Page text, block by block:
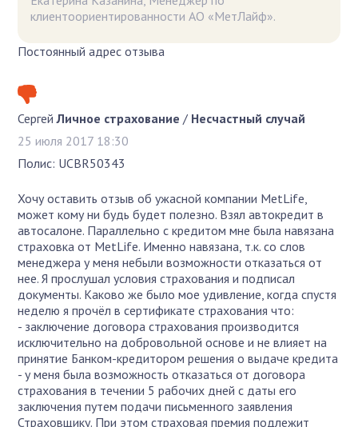
клиентоориентированности АО «МетЛайф».
Постоянный адрес отзыва
Сергей Личное страхование / Несчастный случай
25 июля 2017 18:30
Полис: UCBR50343
Хочу оставить отзыв об ужасной компании MetLife,
может кому ни будь будет полезно. Взял автокредит в
автосалоне. Параллельно с кредитом мне была навязана
страховка от MetLife. Именно навязана, т.к. со слов
менеджера у меня небыли возможности отказаться от
нее. Я прослушал условия страхования и подписал
документы. Каково же было мое удивление, когда спустя
неделю я прочёл в сертификате страхования что:
- заключение договора страхования производится
исключительно на добровольной основе и не влияет на
принятие Банком-кредитором решения о выдаче кредита
- у меня была возможность отказаться от договора
страхования в течении 5 рабочих дней с даты его
заключения путем подачи письменного заявления
Страховщику. При этом страховая премия подлежит